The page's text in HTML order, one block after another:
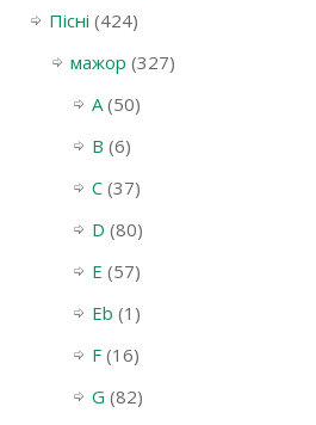
Пісні (424)
мажор (327)
A(50)
B (6)
C(37)
D (80)
E (57)
Eb (1)
F(16)
G (82)